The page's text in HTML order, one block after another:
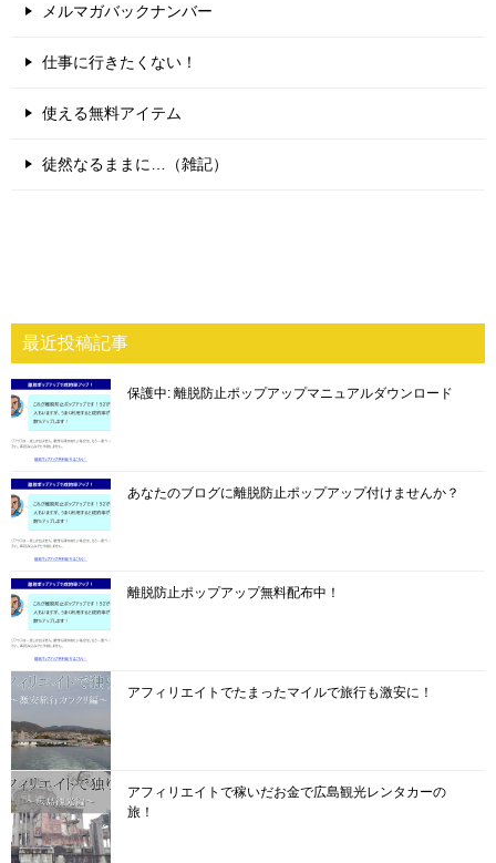
メルマガバックナンバー
仕事に行きたくない！
使える無料アイテム
徒然なるままに…（雑記）
最近投稿記事
保護中: 離脱防止ポップアップマニュアルダウンロード
あなたのブログに離脱防止ポップアップ付けませんか？
離脱防止ポップアップ無料配布中！
アフィリエイトでたまったマイルで旅行も激安に！
アフィリエイトで稼いだお金で広島観光レンタカーの
旅！